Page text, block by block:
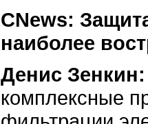
CNews:
наиболее
Денис
комплексные